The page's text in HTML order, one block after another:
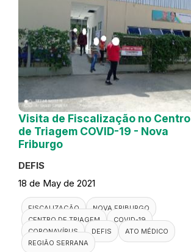
Visita de Fiscalização no Centro
de Triagem COVID-19 - Nova
Friburgo
DEFIS
18 de May de 2021
FISCALIZAÇÃO
NOVA FRIBURGO
CENTRO DE TRIAGEM
COVID-19
CORONAVÍRUS
DEFIS
ATO MÉDICO
REGIÃO SERRANA